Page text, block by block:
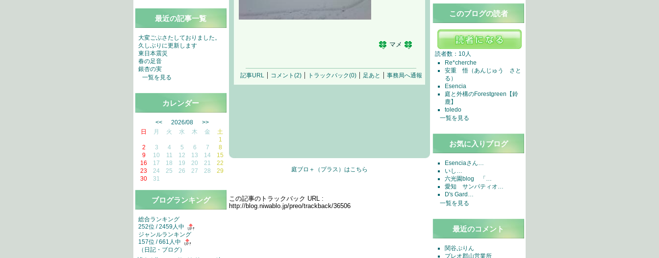
マメ
記事URL コメント(2) トラックバック(0) 足あと 事務局へ通報
庭ブロ＋（プラス）はこちら
この記事のトラックバック URL :
http://blog.niwablo.jp/preo/trackback/36506
最近の記事一覧
大変ごぶさたしておりました。
久しぶりに更新します
東日本震災
春の足音
銀杏の実
一覧を見る
カレンダー
<<2026/08 >>
日
月 火 水 木 金
土
1
2
3 4 5 6 7
8
9
10 11 12 13 14
15
16
17 18 19 20 21
22
23
24 25 26 27 28
29
30
31
ブログランキング
総合ランキング
252位 / 2459人中
ジャンルランキング
157位 / 661人中
（ 日記・ブログ）
このブログの読者
読者数：10人
Re*cherche
安重 悟（あんじゅう さと
る）
Esencia
庭と外構のForestgreen【鈴
鹿】
toledo
一覧を見る
お気に入りブログ
Esenciaさん…
いし…
六光園blog 「…
愛知 サンパティオ…
D's Gard…
一覧を見る
最近のコメント
関谷ぷりん
プレオ郡山営業所